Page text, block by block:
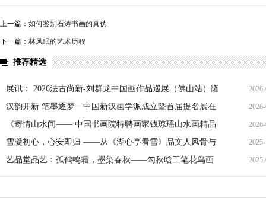
上一篇： 如何鉴别石涛书画的真伪
下一篇： 林风眠的艺术历程
推荐精选
展讯： 2026法古尚新-刘群龙中国画作品巡展（佛山站）隆
重开幕
汉韵开新 笔墨逐梦—中国新汉画学派成立暨首届提名展在
京隆重启幕
《寄情山水间—— 中国书画院特聘画家钱琼瑶山水画精品
展》欢迎合作
雪凝初心，心安即归 ——从《湖心亭看雪》品文人风骨与
生命通透
艺品堂品艺：孤鹤鸣霜，墨染春秋——勾秋晗工笔花鸟画
的虚静美学与生命哲思